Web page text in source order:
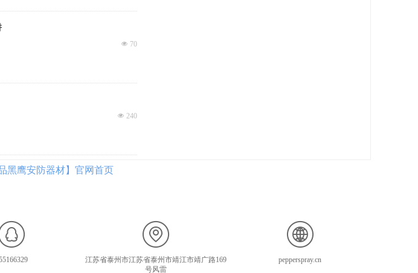
넶 70
넶 240
黑鹰安防器材】官网首页
江苏省泰州市江苏省泰州市靖江市靖广路169
号风雷
pepperspray.cn